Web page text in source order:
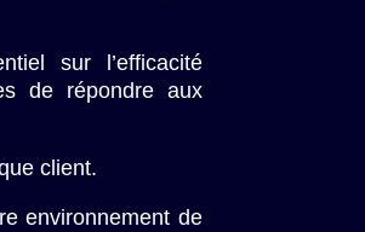
sur l’efficacité
de répondre aux
client.
environnement de